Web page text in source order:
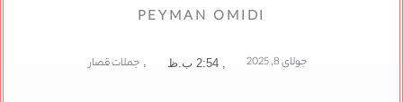
PEYMAN OMIDI
جولای 8, 2025 2:54 ب.ظ , جملات قصار